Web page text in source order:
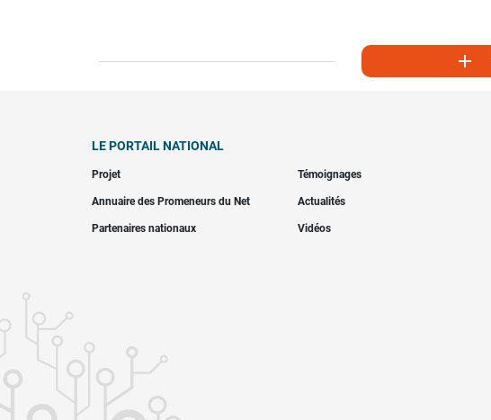

LE PORTAIL NATIONAL
Projet Témoignages
Annuaire des Promeneurs du Net Actualités
Partenaires nationaux Vidéos